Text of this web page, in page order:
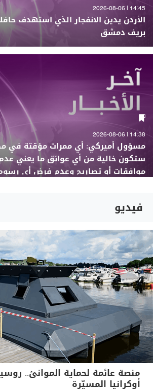
14:45 | 2026-08-06
الأردن يدين الانفجار الذي استهدف
بريف دمشق
14:38 | 2026-08-06
مسؤول أميركي: أي ممرات مؤقتة في
ستكون خالية من أي عوائق ما يعني
موافقات أو تصاريح وعدم فرض أي
فيديو
منصة عائمة لحماية الموانئ..
أوكرانيا المسيّرة